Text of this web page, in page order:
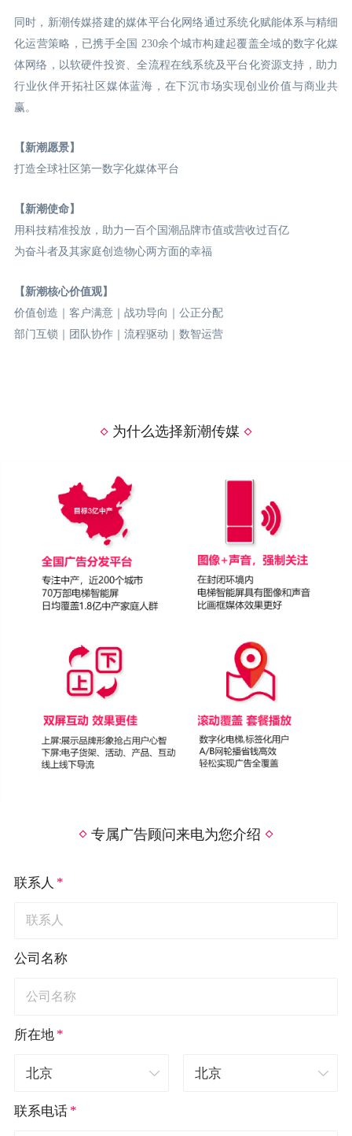
同时，新潮传媒搭建的媒体平台化网络通过系统化赋能体系与精细
化运营策略，已携手全国 230余个城市构建起覆盖全域的数字化媒
体网络，以软硬件投资、全流程在线系统及平台化资源支持，助力
行业伙伴开拓社区媒体蓝海，在下沉市场实现创业价值与商业共
赢。
【新潮愿景】
打造全球社区第一数字化媒体平台
【新潮使命】
用科技精准投放，助力一百个国潮品牌市值或营收过百亿
为奋斗者及其家庭创造物心两方面的幸福
【新潮核心价值观】
价值创造｜客户满意｜战功导向｜公正分配
部门互锁｜团队协作｜流程驱动｜数智运营
为什么选择新潮传媒
专属广告顾问来电为您介绍
联系人 *
公司名称
所在地 *
联系电话 *